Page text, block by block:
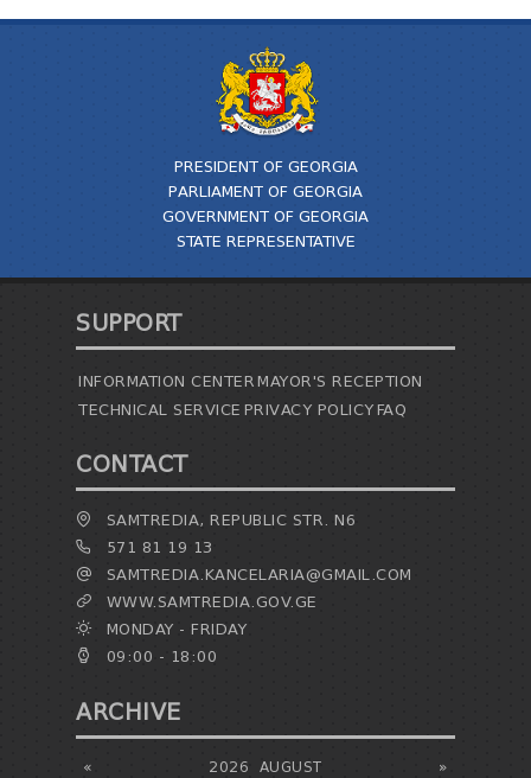
PRESIDENT OF GEORGIA
PARLIAMENT OF GEORGIA
GOVERNMENT OF GEORGIA
STATE REPRESENTATIVE
SUPPORT
INFORMATION CENTERMAYOR'S RECEPTION
TECHNICAL SERVICE PRIVACY POLICYFAQ
CONTACT
SAMTREDIA, REPUBLIC STR. N6
571 81 19 13
SAMTREDIA.KANCELARIA@GMAIL.COM
WWW.SAMTREDIA.GOV.GE
MONDAY - FRIDAY
09:00 - 18:00
ARCHIVE
« »
2026
AUGUST